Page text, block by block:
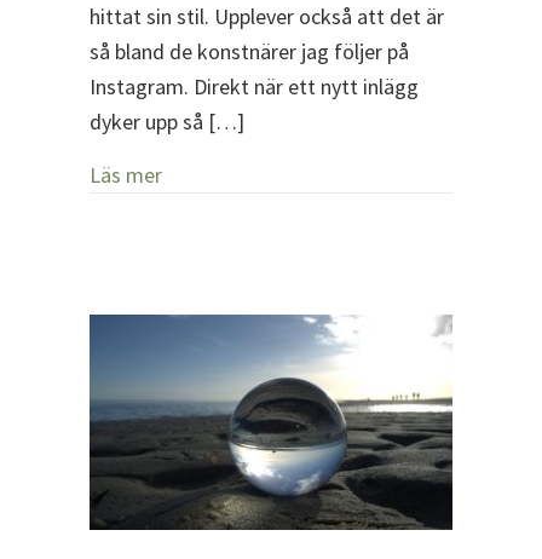
hittat sin stil. Upplever också att det är
så bland de konstnärer jag följer på
Instagram. Direkt när ett nytt inlägg
dyker upp så […]
Läs merabout Min personliga stil